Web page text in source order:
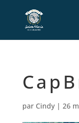
par Cindy| 26